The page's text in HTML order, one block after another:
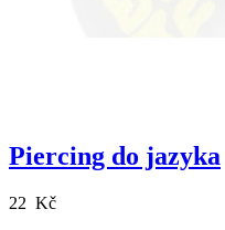
Piercing do jazyka
22 Kč